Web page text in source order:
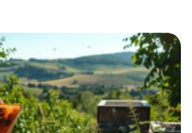
cometem erros críticos que podem
das colônias. Compreender os
apícola é essencial para
polinizadores fundamentais. As
nutricionais complexas que vão
de açúcar. Cada decisão
a sobrevivência e o desempenho
técnico e cuidado
Pontos Por Que a Alimentação